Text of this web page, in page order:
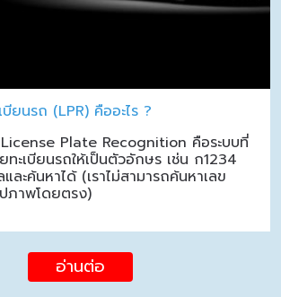
บียนรถ (LPR) คืออะไร ?
Plate Recognition คือระบบที่
ะเบียนรถให้เป็นตัวอักษร เช่น ก1234
ละค้นหาได้ (เราไม่สามารถค้นหาเลข
ภาพโดยตรง)
อ่านต่อ